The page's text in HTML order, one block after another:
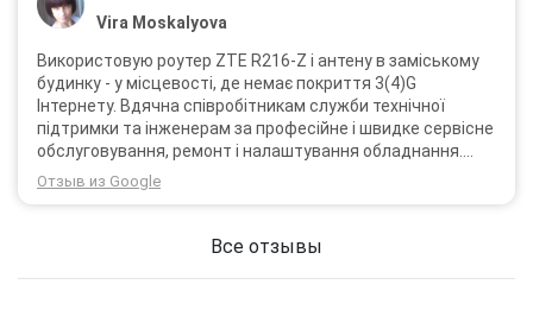
Vira Moskalyova
Використовую роутер ZTE R216-Z і антену в заміському
будинку - у місцевості, де немає покриття 3(4)G
Інтернету. Вдячна співробітникам служби технічної
підтримки та інженерам за професійне і швидке сервісне
обслуговування, ремонт і налаштування обладнання.
Через 3 роки після покупки я не шкодую про прийняте
тоді рішення придбати обладнання в компанії 3G star
Отзыв из Google
Все отзывы